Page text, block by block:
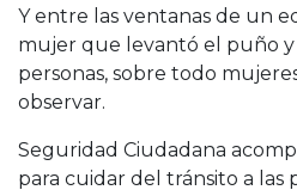
Y entre las ventanas de un
mujer que levantó el puño
personas, sobre todo
observar.
Seguridad Ciudadana
para cuidar del tránsito a las